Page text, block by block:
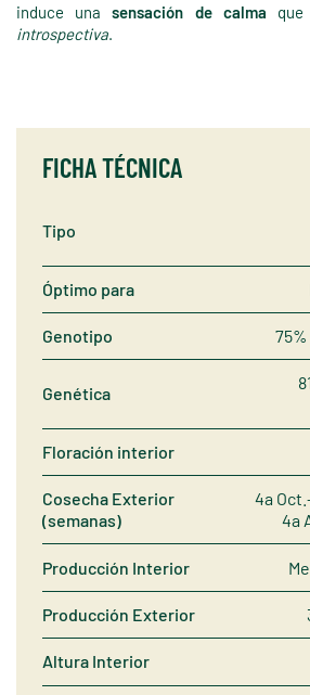
induce unasensación de calma
introspectiva.
FICHA TÉCNICA
Tipo
Óptimo para
Genotipo
Genética
Floración interior
Cosecha Exterior
(semanas)
4a
4a
Producción Interior
Producción Exterior
Altura Interior